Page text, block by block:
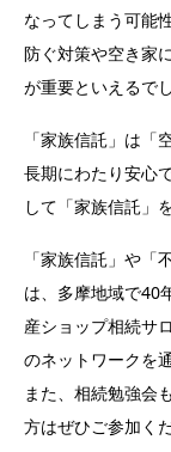
なってしまう可能
防ぐ対策や空き家
が重要といえるで
「家族信託」は「
長期にわたり安心
して「家族信託」
「家族信託」や
は、多摩地域で40
産ショップ相続サ
のネットワークを
また、相続勉強会
方はぜひご参加く